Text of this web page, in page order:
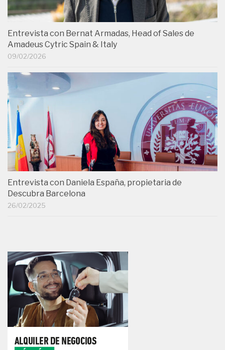
Entrevista con Bernat Armadas, Head of Sales de
Amadeus Cytric Spain & Italy
09/02/2026
Entrevista con Daniela España, propietaria de
Descubra Barcelona
26/02/2025